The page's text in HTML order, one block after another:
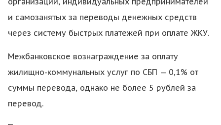
и самозанятых за переводы денежных средств
через систему быстрых платежей при оплате ЖКУ.
Межбанковское вознаграждение за оплату
жилищно-коммунальных услуг по СБП — 0,1% от
суммы перевода, однако не более 5 рублей за
перевод.